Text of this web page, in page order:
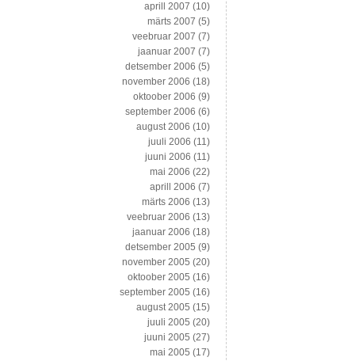
aprill 2007 (10)
märts 2007 (5)
veebruar 2007 (7)
jaanuar 2007 (7)
detsember 2006 (5)
november 2006 (18)
oktoober 2006 (9)
september 2006 (6)
august 2006 (10)
juuli 2006 (11)
juuni 2006 (11)
mai 2006 (22)
aprill 2006 (7)
märts 2006 (13)
veebruar 2006 (13)
jaanuar 2006 (18)
detsember 2005 (9)
november 2005 (20)
oktoober 2005 (16)
september 2005 (16)
august 2005 (15)
juuli 2005 (20)
juuni 2005 (27)
mai 2005 (17)